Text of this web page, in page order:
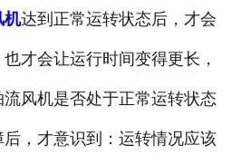
联系我们
机达到正常运转状态后，才会
才会让运行时间变得更长，
风机是否处于正常运转状态
，才意识到：运转情况应该